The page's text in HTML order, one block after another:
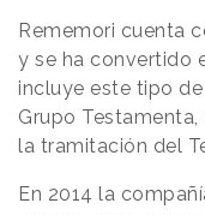
Rememori cuenta
y se ha convertido
incluye este tipo
Grupo
la tramitación del
En 2014 la